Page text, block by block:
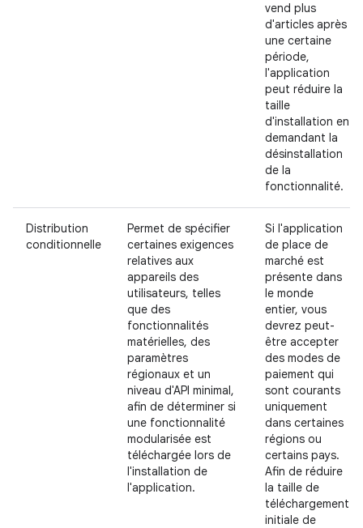
vend plus
d'articles après
une certaine
période,
l'application
peut réduire la
taille
d'installation en
demandant la
désinstallation
de la
fonctionnalité.
Distribution
conditionnelle
Permet de spécifier
certaines exigences
relatives aux
appareils des
utilisateurs, telles
que des
fonctionnalités
matérielles, des
paramètres
régionaux et un
niveau d'API minimal,
afin de déterminer si
une fonctionnalité
modularisée est
téléchargée lors de
l'installation de
l'application.
Si l'application
de place de
marché est
présente dans
le monde
entier, vous
devrez peut-
être accepter
des modes de
paiement qui
sont courants
uniquement
dans certaines
régions ou
certains pays.
Afin de réduire
la taille de
téléchargement
initiale de